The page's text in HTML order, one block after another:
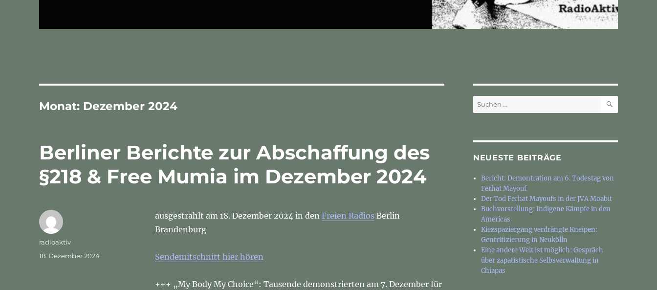
Monat: Dezember 2024
Berliner Berichte zur Abschaffung des
§218 & Free Mumia im Dezember 2024
ausgestrahlt am 18. Dezember 2024 in den Freien RadiosBerlin
Brandenburg
Sendemitschnitt hier hören
+++ „My Body My Choice“: Tausende demonstrierten am 7. Dezember für
Autor
radioaktiv
Veröffentlicht
18. Dezember 2024
Suchen
nach:
SUCHEN
NEUESTE BEITRÄGE
Bericht: Demontration am 6. Todestag von
Ferhat Mayouf
Der Tod Ferhat Mayoufs in der JVA Moabit
Buchvorstellung: Indigene Kämpfe in den
Americas
Kiezspaziergang verdrängte Kneipen:
Gentrifizierung in Neukölln
Eine andere Welt ist möglich: Gespräch
über zapatistische Selbsverwaltung in
Chiapas